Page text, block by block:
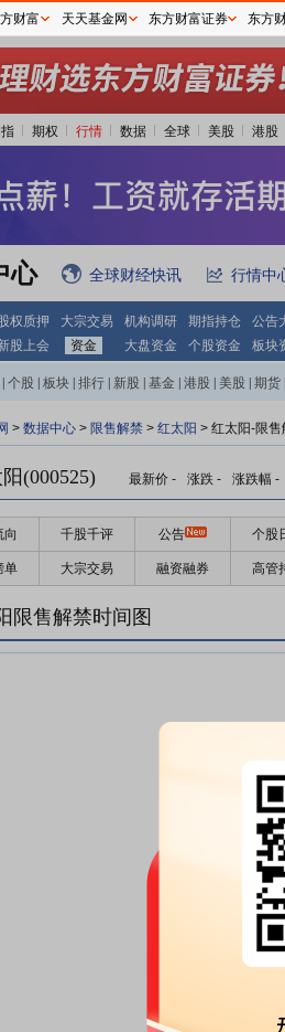
期权 行情 数据 全球 美股 港股
心 全球财经快讯 行情中
权质押 大宗交易 机构调研 期指持仓 公告
股上会 资金 大盘资金 个股资金 板块
个股 板块 排行 新股 基金 港股 美股 期货
> 数据中心 > 限售解禁 > 红太阳 > 红太阳-限售
(000525) 最新价 - 涨跌 - 涨跌幅 -
向 千股千评 公告 个股
单 大宗交易 融资融券 高管
限售解禁时间图
财富 天天基金网 东方财富证券 东方